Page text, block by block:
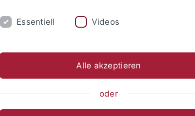
um sich anzumelden:
Essentiell Videos
Alle akzeptieren
oder